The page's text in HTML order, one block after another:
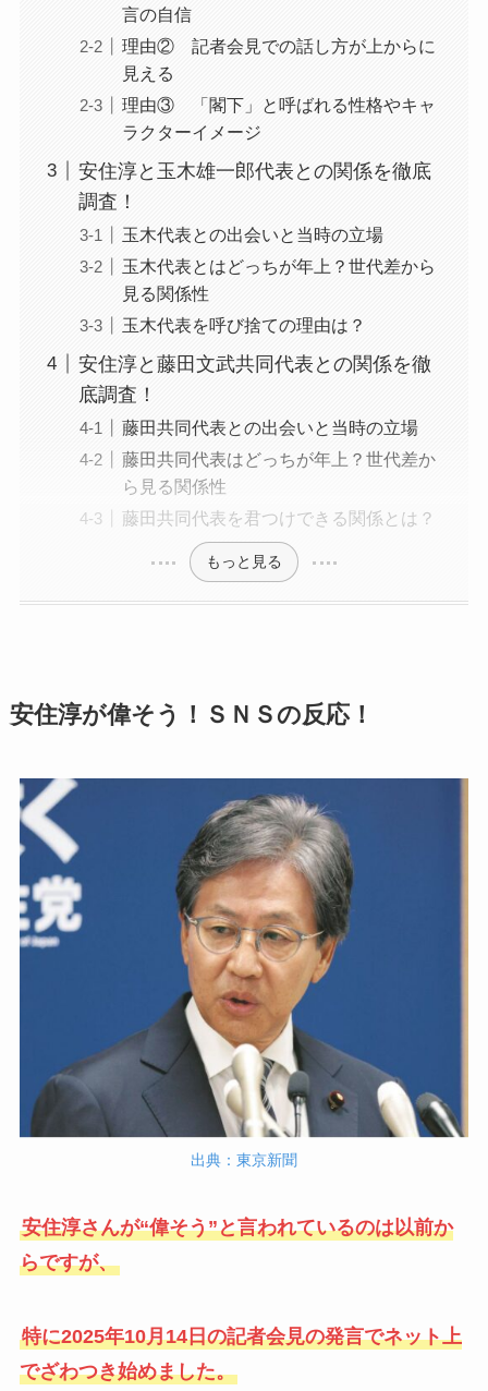
言の自信
理由② 記者会見での話し方が上からに
見える
理由③ 「閣下」と呼ばれる性格やキャ
ラクターイメージ
安住淳と玉木雄一郎代表との関係を徹底
調査！
玉木代表との出会いと当時の立場
玉木代表とはどっちが年上？世代差から
見る関係性
玉木代表を呼び捨ての理由は？
安住淳と藤田文武共同代表との関係を徹
底調査！
藤田共同代表との出会いと当時の立場
藤田共同代表はどっちが年上？世代差か
ら見る関係性
藤田共同代表を君つけできる関係とは？
もっと見る
安住淳が偉そう！ＳＮＳの反応！
出典：東京新聞
安住淳さんが“偉そう”と言われているのは以前か
らですが、
特に2025年10月14日の記者会見の発言でネット上
でざわつき始めました。